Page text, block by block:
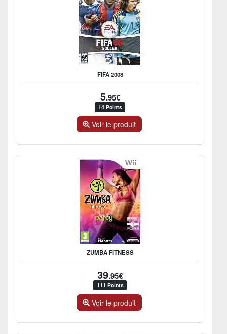
FIFA 2008
5.95€
14 Points
Voir le produit
ZUMBA FITNESS
39.95€
111 Points
Voir le produit